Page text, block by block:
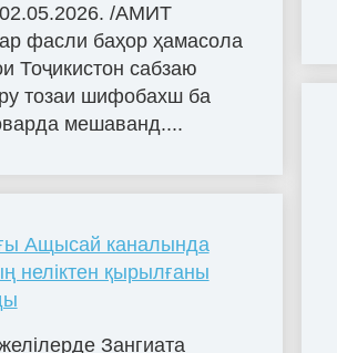
/АМИТ
фасли баҳор ҳамасола
Тоҷикистон сабзаю
тозаи шифобахш ба
мешаванд....
Ащысай каналында
неліктен қырылғаны
Зангиата